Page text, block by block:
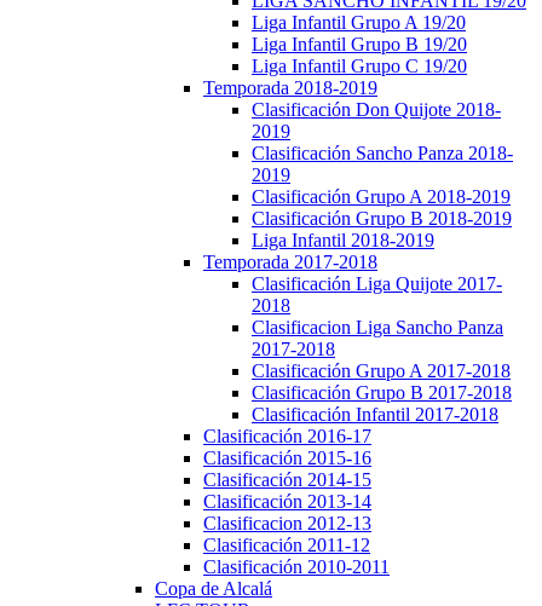
Liga Infantil Grupo A 19/20
Liga Infantil Grupo B 19/20
Liga Infantil Grupo C 19/20
Temporada 2018-2019
Clasificación Don Quijote 2018-
2019
Clasificación Sancho Panza 2018-
2019
Clasificación Grupo A 2018-2019
Clasificación Grupo B 2018-2019
Liga Infantil 2018-2019
Temporada 2017-2018
Clasificación Liga Quijote 2017-
2018
Clasificacion Liga Sancho Panza
2017-2018
Clasificación Grupo A 2017-2018
Clasificación Grupo B 2017-2018
Clasificación Infantil 2017-2018
Clasificación 2016-17
Clasificación 2015-16
Clasificación 2014-15
Clasificación 2013-14
Clasificacion 2012-13
Clasificación 2011-12
Clasificación 2010-2011
Copa de Alcalá